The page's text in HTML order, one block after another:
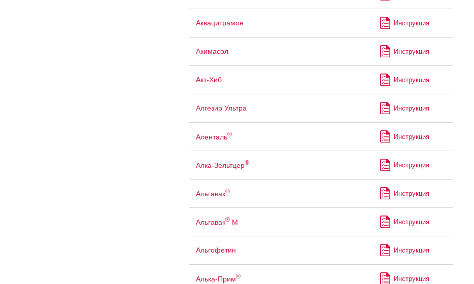
Аквацитрамон Инструкция
Акимасол Инструкция
Акт-Хиб Инструкция
Алгезир Ультра Инструкция
Аленталь® Инструкция
Алка-Зельтцер® Инструкция
Альгавак® Инструкция
Альгавак®М Инструкция
Альгофетин Инструкция
Алька-Прим® Инструкция